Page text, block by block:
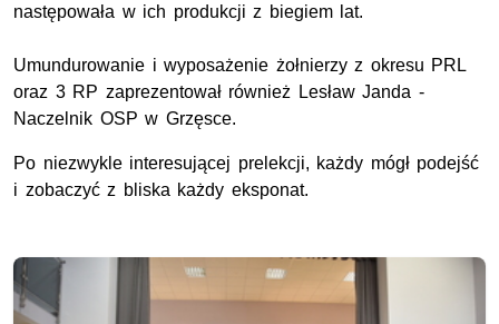
następowała w ich produkcji z biegiem lat.
Umundurowanie i wyposażenie żołnierzy z okresu PRL
oraz 3 RP zaprezentował również Lesław Janda -
Naczelnik OSP w Grzęsce.
Po niezwykle interesującej prelekcji, każdy mógł podejść
i zobaczyć z bliska każdy eksponat.